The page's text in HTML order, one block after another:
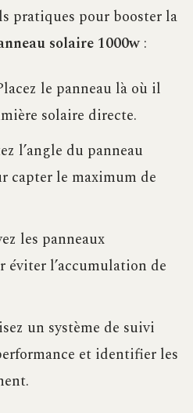
pratiques pour booster la
solaire 1000w :
le panneau là où il
solaire directe.
l’angle du panneau
capter le maximum de
les panneaux
éviter l’accumulation de
un système de suivi
et identifier les